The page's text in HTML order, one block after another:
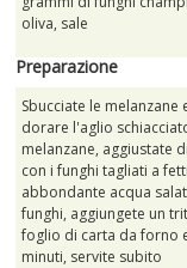
oliva, sale
Preparazione
Sbucciate le
dorare l'aglio
melanzane, aggiustate
con i funghi tagliati a
abbondante acqua
funghi, aggiungete un
foglio di carta da forno
minuti, servite subito